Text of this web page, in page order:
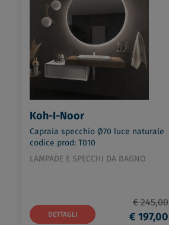
Koh-I-Noor
Capraia specchio Ø70 luce naturale
codice prod: T010
LAMPADE E SPECCHI DA BAGNO
DETTAGLI
€ 245,00
€ 197,00